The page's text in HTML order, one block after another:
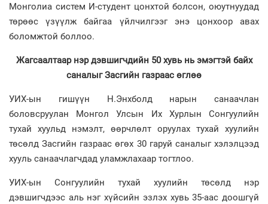
Монголиа систем И-студент цонхтой болсон, оюутнуудад
төрөөс үзүүлж байгаа үйлчилгээг энэ цонхоор авах
боломжтой боллоо.
Жагсаалтаар нэр дэвшигчдийн 50 хувь нь эмэгтэй байх
саналыг Засгийн газраас өглөө
УИХ-ын гишүүн Н.Энхболд нарын санаачлан
боловсруулан Монгол Улсын Их Хурлын Сонгуулийн
тухай хуульд нэмэлт, өөрчлөлт оруулах тухай хуулийн
төсөлд Засгийн газраас өгөх 30 гаруй саналыг хэлэлцээд
хууль санаачлагчдад уламжлахаар тогтлоо.
УИХ-ын Сонгуулийн тухай хуулийн төсөлд нэр
дэвшигчдээс аль нэг хүйсийн эзлэх хувь 35-аас доошгүй